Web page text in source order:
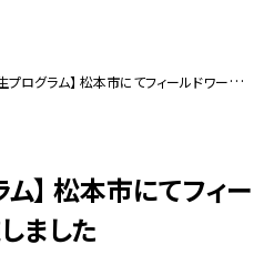
ログラム】 松本市にてフィールドワークを実施しました
】 松本市にてフィー
ました